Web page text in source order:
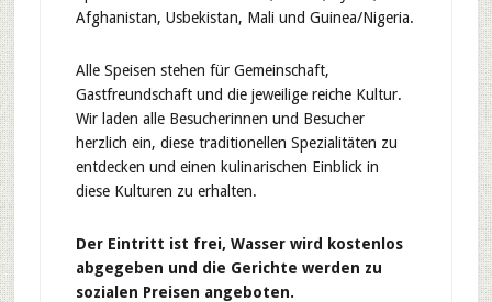
Afghanistan, Usbekistan, Mali und Guinea/Nigeria.
Alle Speisen stehen für Gemeinschaft,
Gastfreundschaft und die jeweilige reiche Kultur.
Wir laden alle Besucherinnen und Besucher
herzlich ein, diese traditionellen Spezialitäten zu
entdecken und einen kulinarischen Einblick in
diese Kulturen zu erhalten.
Der Eintritt ist frei, Wasser wird kostenlos
abgegeben und die Gerichte werden zu
sozialen Preisen angeboten.